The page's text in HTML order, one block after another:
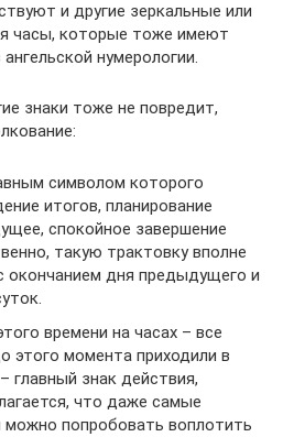
и другие зеркальные или
часы, которые тоже имеют
нумерологии.
знаки тоже не повредит,
символом которого
итогов, планирование
спокойное завершение
такую трактовку вполне
окончанием дня предыдущего и
времени на часах – все
этого момента приходили в
главный знак действия,
что даже самые
попробовать воплотить